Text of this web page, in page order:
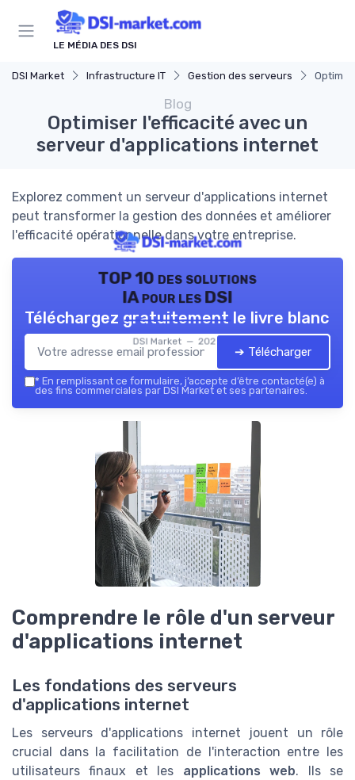
LE MÉDIA DES DSI
DSI Market Infrastructure IT Gestion des serveurs
Blog
Optimiser l'efficacité avec un
serveur d'applications internet
Explorez comment un serveur d'applications internet
peut transformer la gestion des données et améliorer
l'efficacité opérationnelle dans votre entreprise.
TOP 10 des solutions
IA pour les DSI
DSI Market — 2026
Téléchargez gratuitement le livre blanc
➔ Télécharger
* En remplissant ce formulaire, j’accepte d’être contacté(e) à
des fins commerciales par DSI Market et ses partenaires.
Comprendre le rôle d'un serveur
d'applications internet
Les fondations des serveurs
d'applications internet
Les serveurs d'applications internet jouent un rôle
crucial dans la facilitation de l'interaction entre les
utilisateurs finaux et les applications web. Ils se
Panneau de gestion des cookies